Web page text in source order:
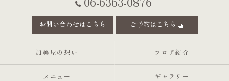
お問い合わせはこちら ご予約はこちら
加美屋の想い フロア紹介
メニュー ギャラリー